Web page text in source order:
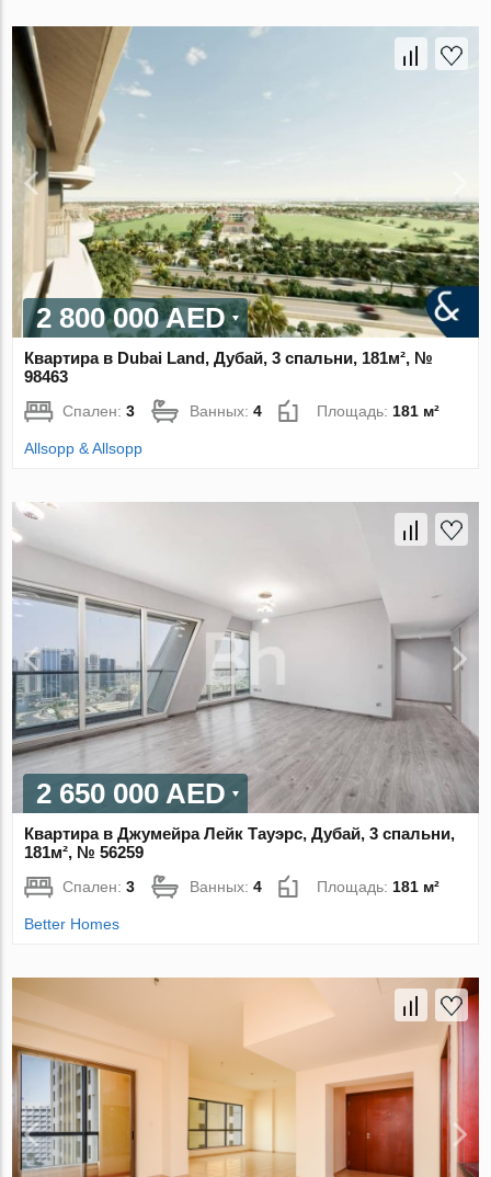
2 800 000 AED
Квартира в Dubai Land, Дубай, 3 спальни, 181м², №
98463
Спален:3 Ванных:4 Площадь: 181 м²
Allsopp & Allsopp
2 650 000 AED
Квартира в Джумейра Лейк Тауэрс, Дубай, 3 спальни,
181м², № 56259
Спален:3 Ванных:4 Площадь: 181 м²
Better Homes